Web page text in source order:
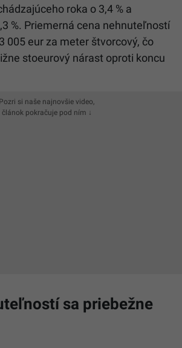
roka o 3,4 % a
%. Priemerná cena nehnuteľností
005 eur za meter štvorcový, čo
stoeurový nárast oproti koncu
Pozri si naše najnovšie video,
článok pokračuje pod ním ↓
sa priebežne